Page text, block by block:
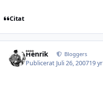
Citat
Henrik Bloggers
Publicerat Juli 26, 200719 yr